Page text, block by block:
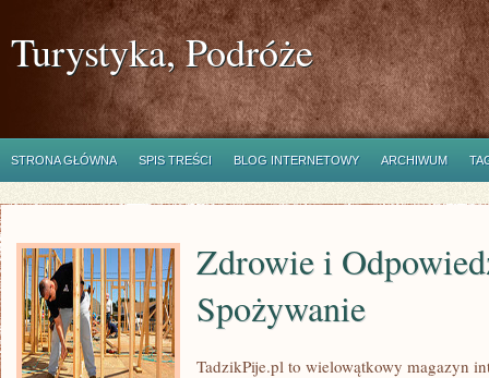
Turystyka, Podróże
STRONA GŁÓWNA SPIS TREŚCI BLOG INTERNETOWY ARCHIWUM
Zdrowie i
Spożywanie
TadzikPije.pl to wielowątkowy magazyn